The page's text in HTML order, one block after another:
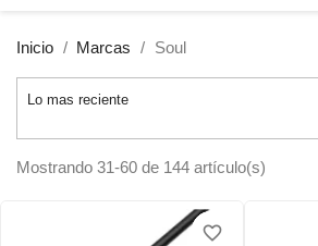
Inicio Marcas Soul
Lo mas reciente
Mostrando 31-60 de 144 artículo(s)
favorite_border
favorite_border
favorite_border